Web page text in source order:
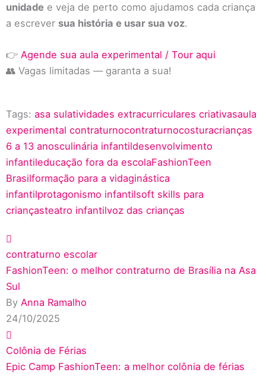
unidade e veja de perto como ajudamos cada criança
a escrever sua história e usar sua voz.
👉 Agende sua aula experimental / Tour aqui
👥 Vagas limitadas — garanta a sua!
Tags: asa sulatividades extracurriculares criativasaula
experimental contraturnocontraturnocosturacrianças
6 a 13 anosculinária infantildesenvolvimento
infantileducação fora da escolaFashionTeen
Brasilformação para a vidaginástica
infantilprotagonismo infantilsoft skills para
criançasteatro infantilvoz das crianças
contraturno escolar
FashionTeen: o melhor contraturno de Brasília na Asa
Sul
By Anna Ramalho
24/10/2025
Colônia de Férias
Epic Camp FashionTeen: a melhor colônia de férias